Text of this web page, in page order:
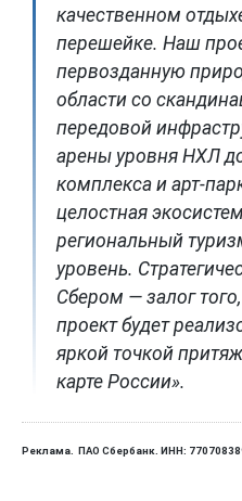
качественном
перешейке. Наш
первозданную
области со
передовой
арены уровня НХЛ
комплекса и арт-
целостная
региональный
уровень.
Сбером — залог
проект будет
яркой точкой
карте России».
Реклама. ПАО Сбербанк. ИНН: